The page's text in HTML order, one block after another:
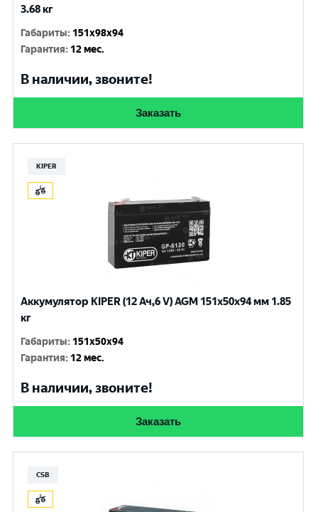
3.68 кг
Габариты: 151x98x94
Гарантия: 12 мес.
В наличии, звоните!
Заказать
KIPER
Аккумулятор KIPER (12 Ач,6 V) AGM 151x50x94 мм 1.85
кг
Габариты: 151x50x94
Гарантия: 12 мес.
В наличии, звоните!
Заказать
CSB